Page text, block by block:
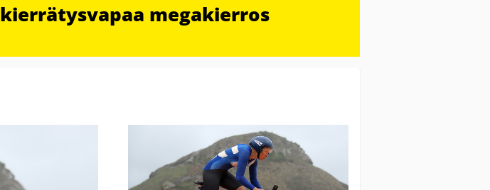
megakierros